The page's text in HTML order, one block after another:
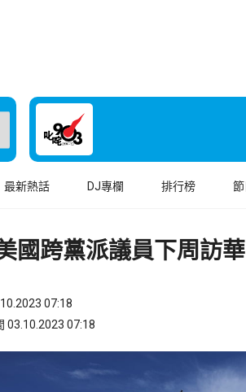
最新熱話 DJ專欄 排行榜
國跨黨派議員下周訪
07:18
03.10.2023 07:18